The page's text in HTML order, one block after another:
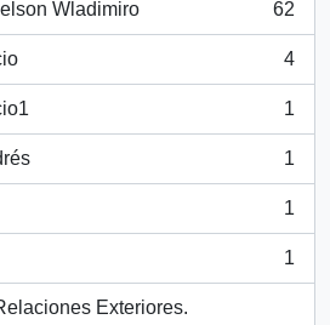
Wladimiro 62
4
1
1
1
1
Exteriores.